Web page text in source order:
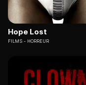
Hope Lost
FILMS HORREUR